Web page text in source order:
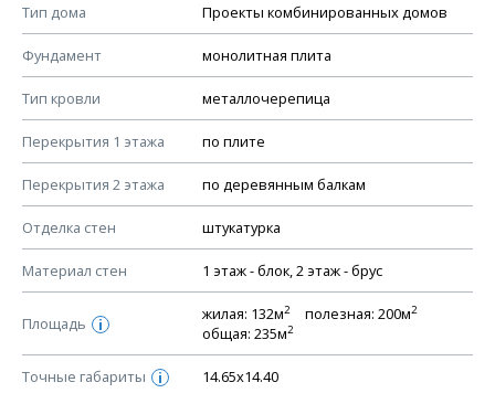
Тип дома Проекты комбинированных домов
Фундамент монолитная плита
Тип кровли металлочерепица
Перекрытия 1 этажа по плите
Перекрытия 2 этажа по деревянным балкам
Отделка стен штукатурка
Материал стен 1 этаж - блок, 2 этаж - брус
Площадь i
жилая: 132м2 полезная: 200м2
общая: 235м2
Точные габариты i 14.65х14.40
КОНСТРУКТИВНЫЕ РЕШЕНИЯ (КР)
Ведомость рабочих чертежей основного комплекта КР
План фундамента
Устройство фундамента, спецификация материалов
Планы перекрытий этажей, спецификация элементов
Устройство перекрытий
Устройство стен
Спецификация материалов стен
Схема расположения лаг чердака (если есть)
Схема расположения элементов стропил